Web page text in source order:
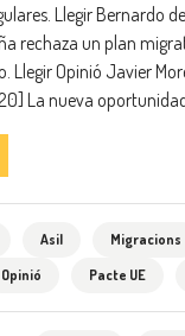
Llegir Bernardo
rechaza un plan
Llegir Opinió Javier
La nueva
Asil Migracions
Opinió Pacte UE